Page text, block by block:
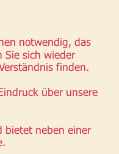
notwendig, das
Sie sich wieder
finden.
über unsere
bietet neben einer